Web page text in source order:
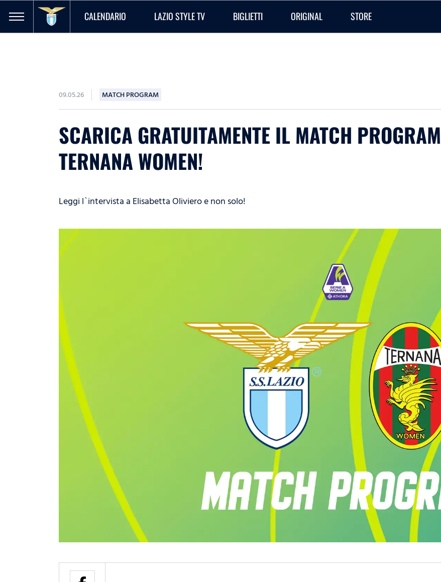
CALENDARIO LAZIO STYLE TV BIGLIETTI ORIGINAL STORE
09.05.26 MATCH PROGRAM
SCARICA GRATUITAMENTE IL MATCH
TERNANA WOMEN!
Leggi l`intervista a Elisabetta Oliviero e non solo!